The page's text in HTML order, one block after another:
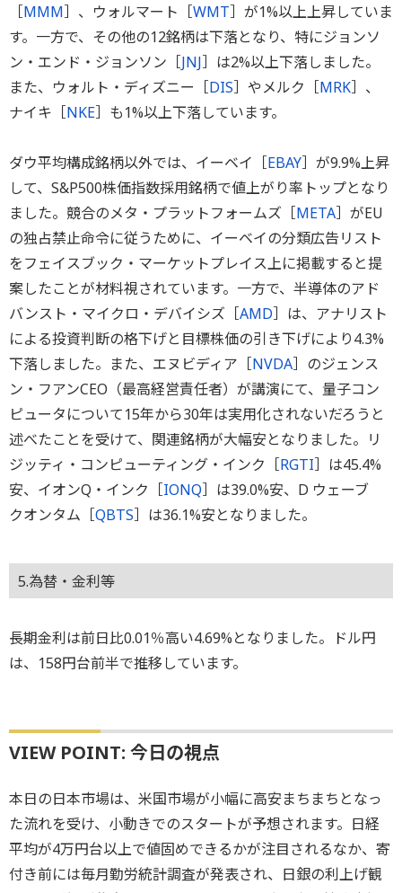
［MMM］、ウォルマート［WMT］が1%以上上昇していま
す。一方で、その他の12銘柄は下落となり、特にジョンソ
ン・エンド・ジョンソン［JNJ］は2%以上下落しました。
また、ウォルト・ディズニー［DIS］やメルク［MRK］、
ナイキ［NKE］も1%以上下落しています。
ダウ平均構成銘柄以外では、イーベイ［EBAY］が9.9%上昇
して、S&P500株価指数採用銘柄で値上がり率トップとなり
ました。競合のメタ・プラットフォームズ［META］がEU
の独占禁止命令に従うために、イーベイの分類広告リスト
をフェイスブック・マーケットプレイス上に掲載すると提
案したことが材料視されています。一方で、半導体のアド
バンスト・マイクロ・デバイシズ［AMD］は、アナリスト
による投資判断の格下げと目標株価の引き下げにより4.3%
下落しました。また、エヌビディア［NVDA］のジェンス
ン・フアンCEO（最高経営責任者）が講演にて、量子コン
ピュータについて15年から30年は実用化されないだろうと
述べたことを受けて、関連銘柄が大幅安となりました。リ
ジッティ・コンピューティング・インク［RGTI］は45.4%
安、イオンQ・インク［IONQ］は39.0%安、D ウェーブ
クオンタム［QBTS］は36.1%安となりました。
5.為替・金利等
長期金利は前日比0.01％高い4.69%となりました。ドル円
は、158円台前半で推移しています。
VIEW POINT: 今日の視点
本日の日本市場は、米国市場が小幅に高安まちまちとなっ
た流れを受け、小動きでのスタートが予想されます。日経
平均が4万円台以上で値固めできるかが注目されるなか、寄
付き前には毎月勤労統計調査が発表され、日銀の利上げ観